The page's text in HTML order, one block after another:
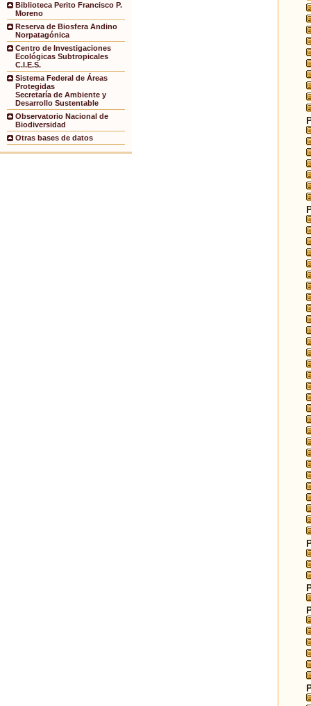
Biblioteca Perito Francisco P.
Moreno
Reserva de Biosfera Andino
Norpatagónica
Centro de Investigaciones
Ecológicas Subtropicales
C.I.E.S.
Sistema Federal de Áreas
Protegidas
Secretaría de Ambiente y
Desarrollo Sustentable
Observatorio Nacional de
Biodiversidad
Otras bases de datos